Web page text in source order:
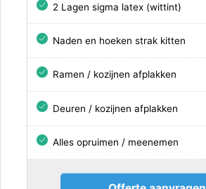
2 Lagen sigma latex (wittint)
Naden en hoeken strak kitten
Ramen / kozijnen afplakken
Deuren / kozijnen afplakken
Alles opruimen / meenemen